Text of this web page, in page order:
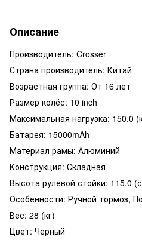
Описание
Производитель: Crosser
Страна производитель: Китай
Возрастная группа: От 16 лет
Размер колёс: 10 inch
Максимальная нагрузка: 150.0
Батарея: 15000mAh
Материал рамы: Алюминий
Конструкция: Складная
Высота рулевой стойки: 115.0
Особенности: Ручной тормоз,
Вес: 28 (кг)
Цвет: Черный